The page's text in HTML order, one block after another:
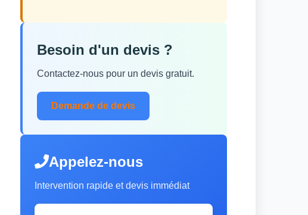
Besoin d'un devis ?
Contactez-nous pour un devis gratuit.
Demande de devis
Appelez-nous
Intervention rapide et devis immédiat